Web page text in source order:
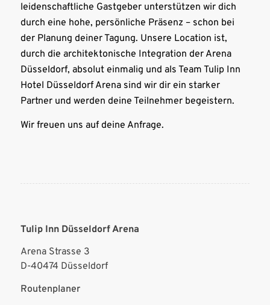
leidenschaftliche Gastgeber unterstützen wir dich
durch eine hohe, persönliche Präsenz – schon bei
der Planung deiner Tagung. Unsere Location ist,
durch die architektonische Integration der Arena
Düsseldorf, absolut einmalig und als Team Tulip Inn
Hotel Düsseldorf Arena sind wir dir ein starker
Partner und werden deine Teilnehmer begeistern.
Wir freuen uns auf deine Anfrage.
Tulip Inn Düsseldorf Arena
Arena Strasse 3
D-40474 Düsseldorf
Routenplaner